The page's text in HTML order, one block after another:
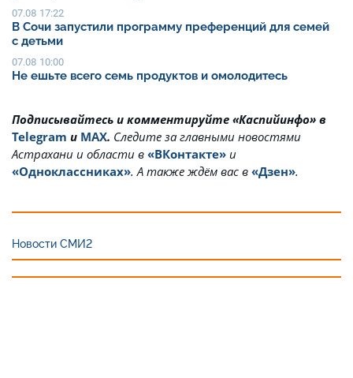
07.08 17:22
В Сочи запустили программу преференций для семей
с детьми
07.08 10:00
Не ешьте всего семь продуктов и омолодитесь
Подписывайтесь и комментируйте «Каспийинфо» в
Telegram и MAX. Cледите за главными новостями
Астрахани и области в «ВКонтакте» и
«Одноклассниках». А также ждём вас в «Дзен».
Новости СМИ2